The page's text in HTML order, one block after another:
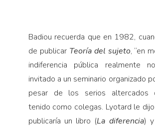
Badiou recuerda que en 1982,
de publicar Teoría del sujeto, “en
indiferencia pública realmente
invitado a un seminario organizado
pesar de los serios altercados
tenido como colegas. Lyotard le
publicaría un libro (La diferencia)